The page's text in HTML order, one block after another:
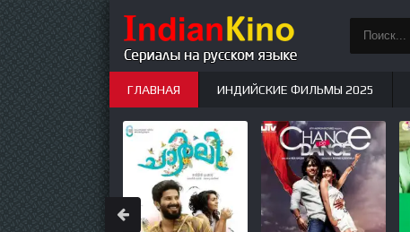
ГЛАВНАЯ ИНДИЙСКИЕ ФИЛЬМЫ 2025
ИНДИЙСКИЕ СЕРИАЛЫ НОВЫЕ